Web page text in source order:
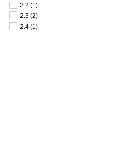
2.2 (1)
2.3 (2)
2.4 (1)